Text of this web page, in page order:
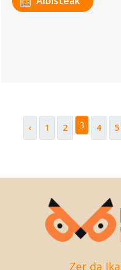
‹ 1 2 3 4 5
Zer da